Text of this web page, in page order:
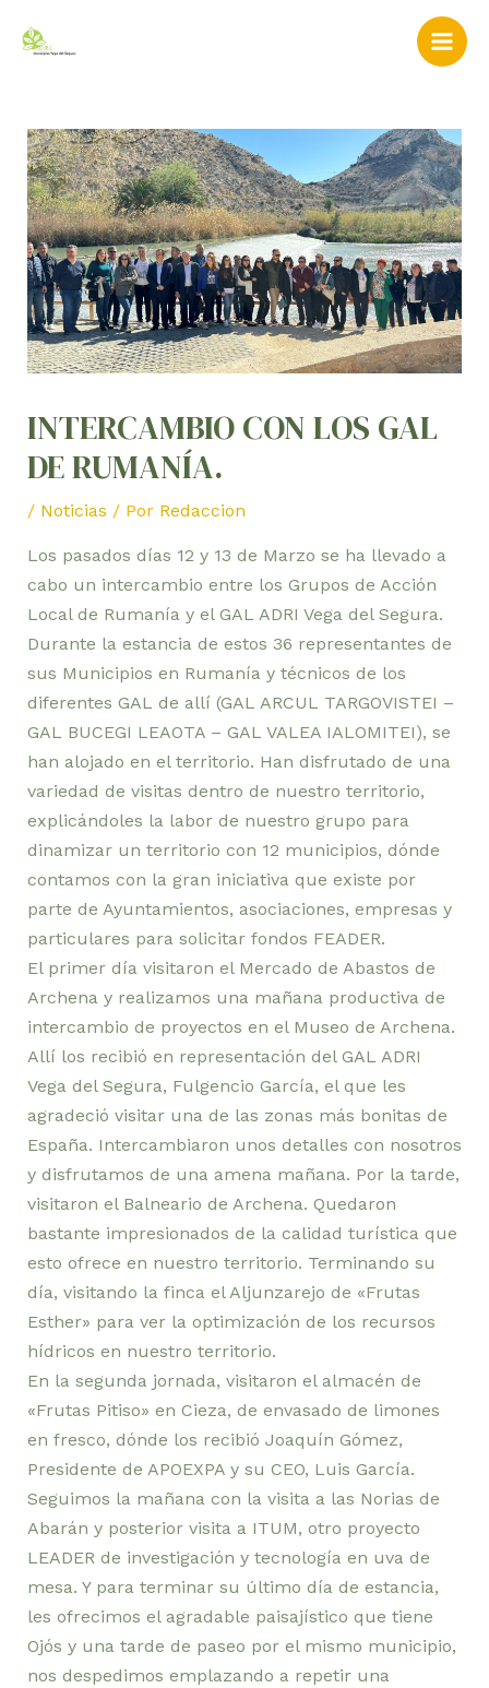
Main
INTERCAMBIO CON LOS GAL
DE RUMANÍA.
/ Noticias / Por Redaccion
Los pasados días 12 y 13 de Marzo se ha llevado a
cabo un intercambio entre los Grupos de Acción
Local de Rumanía y el GAL ADRI Vega del Segura.
Durante la estancia de estos 36 representantes de
sus Municipios en Rumanía y técnicos de los
diferentes GAL de allí (GAL ARCUL TARGOVISTEI –
GAL BUCEGI LEAOTA – GAL VALEA IALOMITEI), se
han alojado en el territorio. Han disfrutado de una
variedad de visitas dentro de nuestro territorio,
explicándoles la labor de nuestro grupo para
dinamizar un territorio con 12 municipios, dónde
contamos con la gran iniciativa que existe por
parte de Ayuntamientos, asociaciones, empresas y
particulares para solicitar fondos FEADER.
El primer día visitaron el Mercado de Abastos de
Archena y realizamos una mañana productiva de
intercambio de proyectos en el Museo de Archena.
Allí los recibió en representación del GAL ADRI
Vega del Segura, Fulgencio García, el que les
agradeció visitar una de las zonas más bonitas de
España. Intercambiaron unos detalles con nosotros
y disfrutamos de una amena mañana. Por la tarde,
visitaron el Balneario de Archena. Quedaron
bastante impresionados de la calidad turística que
esto ofrece en nuestro territorio. Terminando su
día, visitando la finca el Aljunzarejo de «Frutas
Esther» para ver la optimización de los recursos
hídricos en nuestro territorio.
En la segunda jornada, visitaron el almacén de
«Frutas Pitiso» en Cieza, de envasado de limones
en fresco, dónde los recibió Joaquín Gómez,
Presidente de APOEXPA y su CEO, Luis García.
Seguimos la mañana con la visita a las Norias de
Abarán y posterior visita a ITUM, otro proyecto
LEADER de investigación y tecnología en uva de
mesa. Y para terminar su último día de estancia,
les ofrecimos el agradable paisajístico que tiene
Ojós y una tarde de paseo por el mismo municipio,
nos despedimos emplazando a repetir una